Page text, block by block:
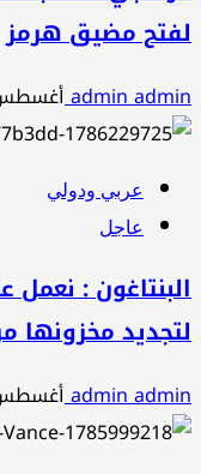
لفتح مضيق هرمز
admin adminأغسطس 9,
عربي ودولي
عاجل
البنتاغون : نعمل
لتجديد مخزونها
admin adminأغسطس 9,